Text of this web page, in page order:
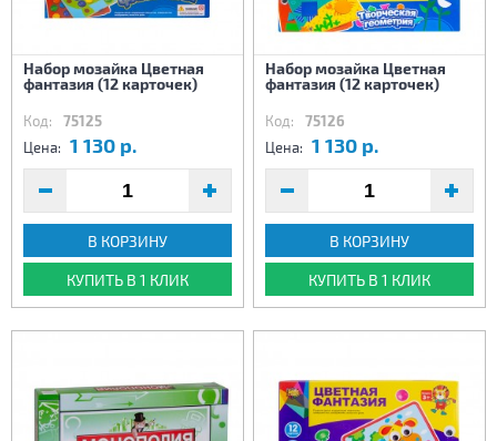
Набор мозайка Цветная
фантазия (12 карточек)
Код: 75125
Цена: 1 130 р.
В КОРЗИНУ
КУПИТЬ В 1 КЛИК
Набор мозайка Цветная
фантазия (12 карточек)
Код: 75126
Цена: 1 130 р.
В КОРЗИНУ
КУПИТЬ В 1 КЛИК